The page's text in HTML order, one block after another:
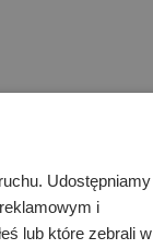
Udostępniamy
i
lub które zebrali w